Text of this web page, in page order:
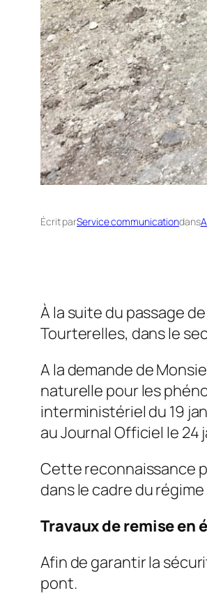
Écrit parService communicationdans
À la suite du passage
Tourterelles, dans le
A la demande de
naturelle pour les
interministériel du 19
au Journal Officiel le 24
Cette reconnaissance
dans le cadre du
Travaux de remise en
Afin de garantir la
pont.